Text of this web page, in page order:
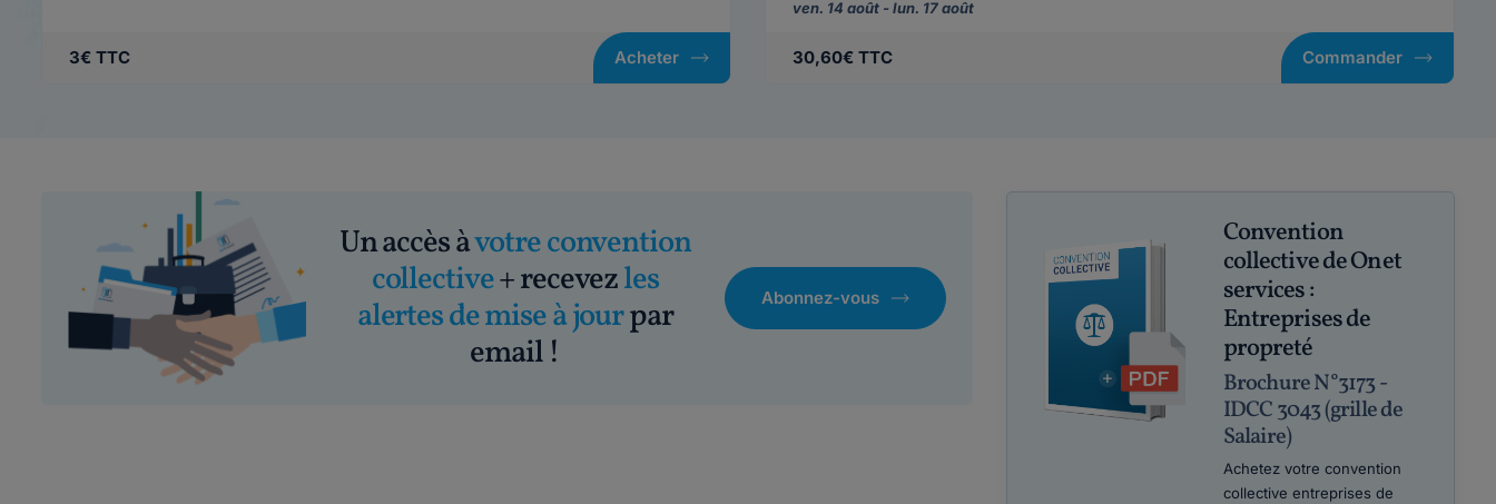
3€ TTC Acheter
ven. 14 août - lun. 17 août
30,60€ TTC Commander
Un accès àvotre convention
collective+ recevezles
alertes de mise à jourpar
email !
Abonnez-vous
Convention
collective de Onet
services :
Entreprises de
propreté
Brochure N°3173 -
IDCC 3043 (grille de
Salaire)
Achetez votre convention
collective entreprises de